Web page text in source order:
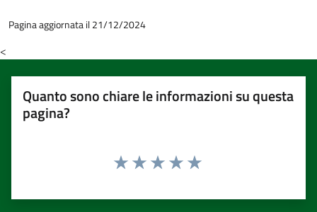
Pagina aggiornata il 21/12/2024
<
Quanto sono chiare le informazioni su questa
pagina?